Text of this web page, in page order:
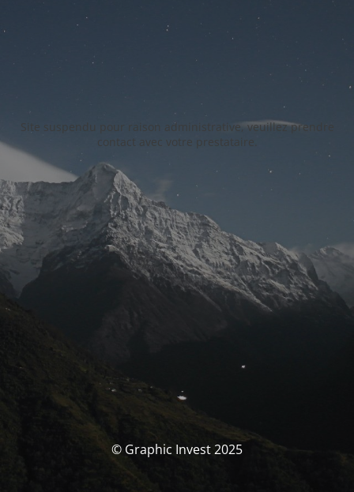
Site suspendu pour raison administrative, veuillez prendre
contact avec votre prestataire.
© Graphic Invest 2025